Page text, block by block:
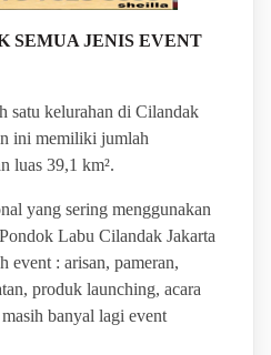
SEMUA JENIS EVENT
satu kelurahan di Cilandak
ini memiliki jumlah
luas 39,1 km².
yang sering menggunakan
Labu Cilandak Jakarta
event : arisan, pameran,
produk launching, acara
banyal lagi event